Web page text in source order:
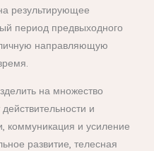
результирующее
период предвыходного
направляющую
на множество
и
коммуникация и усиление
развитие, телесная